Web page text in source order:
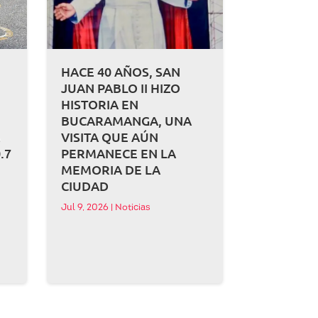
HACE 40 AÑOS, SAN
JUAN PABLO II HIZO
HISTORIA EN
BUCARAMANGA, UNA
VISITA QUE AÚN
PERMANECE EN LA
MEMORIA DE LA
CIUDAD
Jul 9, 2026 Noticias